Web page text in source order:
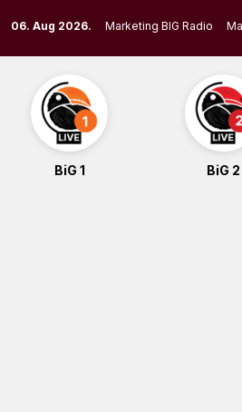
to
content
06. Aug 2026. Marketing BIG Radio
BiG 1 BiG 2